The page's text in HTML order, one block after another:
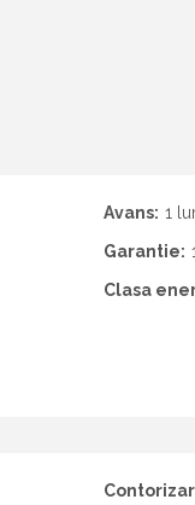
Avans: 1
Garantie:
Clasa